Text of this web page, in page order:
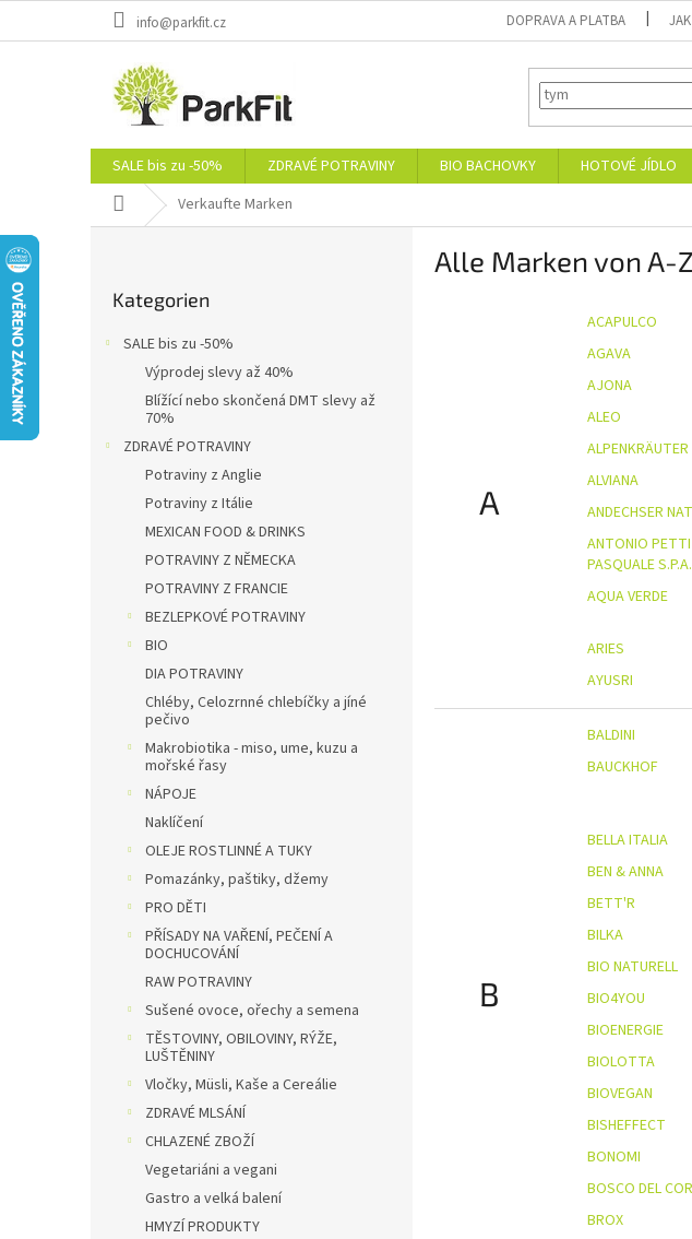
info@parkfit.cz DOPRAVA A PLATBA
SALE bis zu -50% ZDRAVÉ POTRAVINY BIO BACHOVKY HOTOVÉ JÍDLO
StartseiteVerkaufte Marken
überspringen
Kategorien
SALE bis zu -50%
Výprodej slevy až 40%
Blížící nebo skončená DMT slevy až
70%
ZDRAVÉ POTRAVINY
Potraviny z Anglie
Potraviny z Itálie
MEXICAN FOOD & DRINKS
POTRAVINY Z NĚMECKA
POTRAVINY Z FRANCIE
BEZLEPKOVÉ POTRAVINY
BIO
DIA POTRAVINY
Chléby, Celozrnné chlebíčky a jíné
pečivo
Makrobiotika - miso, ume, kuzu a
mořské řasy
NÁPOJE
Naklíčení
OLEJE ROSTLINNÉ A TUKY
Pomazánky, paštiky, džemy
PRO DĚTI
PŘÍSADY NA VAŘENÍ, PEČENÍ A
DOCHUCOVÁNÍ
RAW POTRAVINY
Sušené ovoce, ořechy a semena
TĚSTOVINY, OBILOVINY, RÝŽE,
LUŠTĚNINY
Vločky, Müsli, Kaše a Cereálie
ZDRAVÉ MLSÁNÍ
CHLAZENÉ ZBOŽÍ
Vegetariáni a vegani
Gastro a velká balení
HMYZÍ PRODUKTY
Alle Marken von A-Z
A
ACAPULCO
AGAVA
AJONA
ALEO
ALPENKRÄUTER
ALVIANA
ANDECHSER
ANTONIO
PASQUALE S.P.A.
AQUA VERDE
ARIES
AYUSRI
B
BALDINI
BAUCKHOF
BELLA ITALIA
BEN & ANNA
BETT'R
BILKA
BIO NATURELL
BIO4YOU
BIOENERGIE
BIOLOTTA
BIOVEGAN
BISHEFFECT
BONOMI
BOSCO DEL
BROX